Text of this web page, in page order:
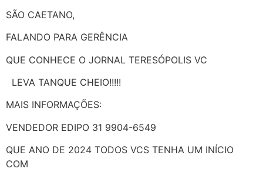
SÃO CAETANO,
FALANDO PARA GERÊNCIA
QUE CONHECE O JORNAL TERESÓPOLIS VC
LEVA TANQUE CHEIO!!!!!
MAIS INFORMAÇÕES:
VENDEDOR EDIPO 31 9904-6549
QUE ANO DE 2024 TODOS VCS TENHA UM INÍCIO
COM